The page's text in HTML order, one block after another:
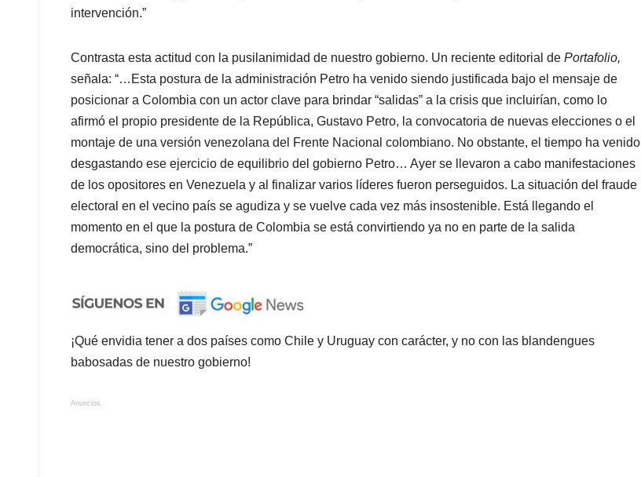
intervención.”
Contrasta esta actitud con la pusilanimidad de nuestro gobierno. Un reciente editorial de Portafolio,
señala: “…Esta postura de la administración Petro ha venido siendo justificada bajo el mensaje de
posicionar a Colombia con un actor clave para brindar “salidas” a la crisis que incluirían, como lo
afirmó el propio presidente de la República, Gustavo Petro, la convocatoria de nuevas elecciones o el
montaje de una versión venezolana del Frente Nacional colombiano. No obstante, el tiempo ha venido
desgastando ese ejercicio de equilibrio del gobierno Petro… Ayer se llevaron a cabo manifestaciones
de los opositores en Venezuela y al finalizar varios líderes fueron perseguidos. La situación del fraude
electoral en el vecino país se agudiza y se vuelve cada vez más insostenible. Está llegando el
momento en el que la postura de Colombia se está convirtiendo ya no en parte de la salida
democrática, sino del problema.”
¡Qué envidia tener a dos países como Chile y Uruguay con carácter, y no con las blandengues
babosadas de nuestro gobierno!
Anuncios.